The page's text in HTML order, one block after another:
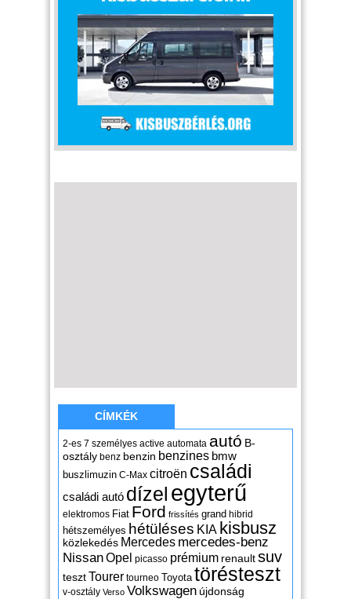
CÍMKÉK
2-es 7 személyes active automata autó B-
osztály benz benzin benzines bmw
buszlimuzin C-Max citroën családi
családi autó dízel egyterű
elektromos Fiat Ford frissítés grand hibrid
hétszemélyes hétüléses KIA kisbusz
közlekedés Mercedes mercedes-benz
NissanOpel picasso prémium renaultsuv
tesztTourer tourneo Toyota törésteszt
v-osztály Verso Volkswagen újdonság